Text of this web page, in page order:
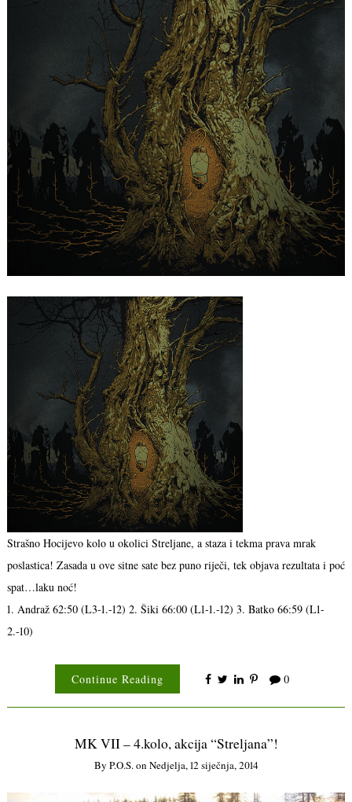
Strašno Hocijevo kolo u okolici Streljane, a staza i tekma prava mrak
poslastica! Zasada u ove sitne sate bez puno riječi, tek objava rezultata i poć
spat…laku noć!
1. Andraž 62:50 (L3-1.-12) 2. Šiki 66:00 (L1-1.-12) 3. Batko 66:59 (L1-
2.-10)
Continue Reading 0
MK VII – 4.kolo, akcija “Streljana”!
By P.o.s.on Nedjelja, 12 siječnja, 2014